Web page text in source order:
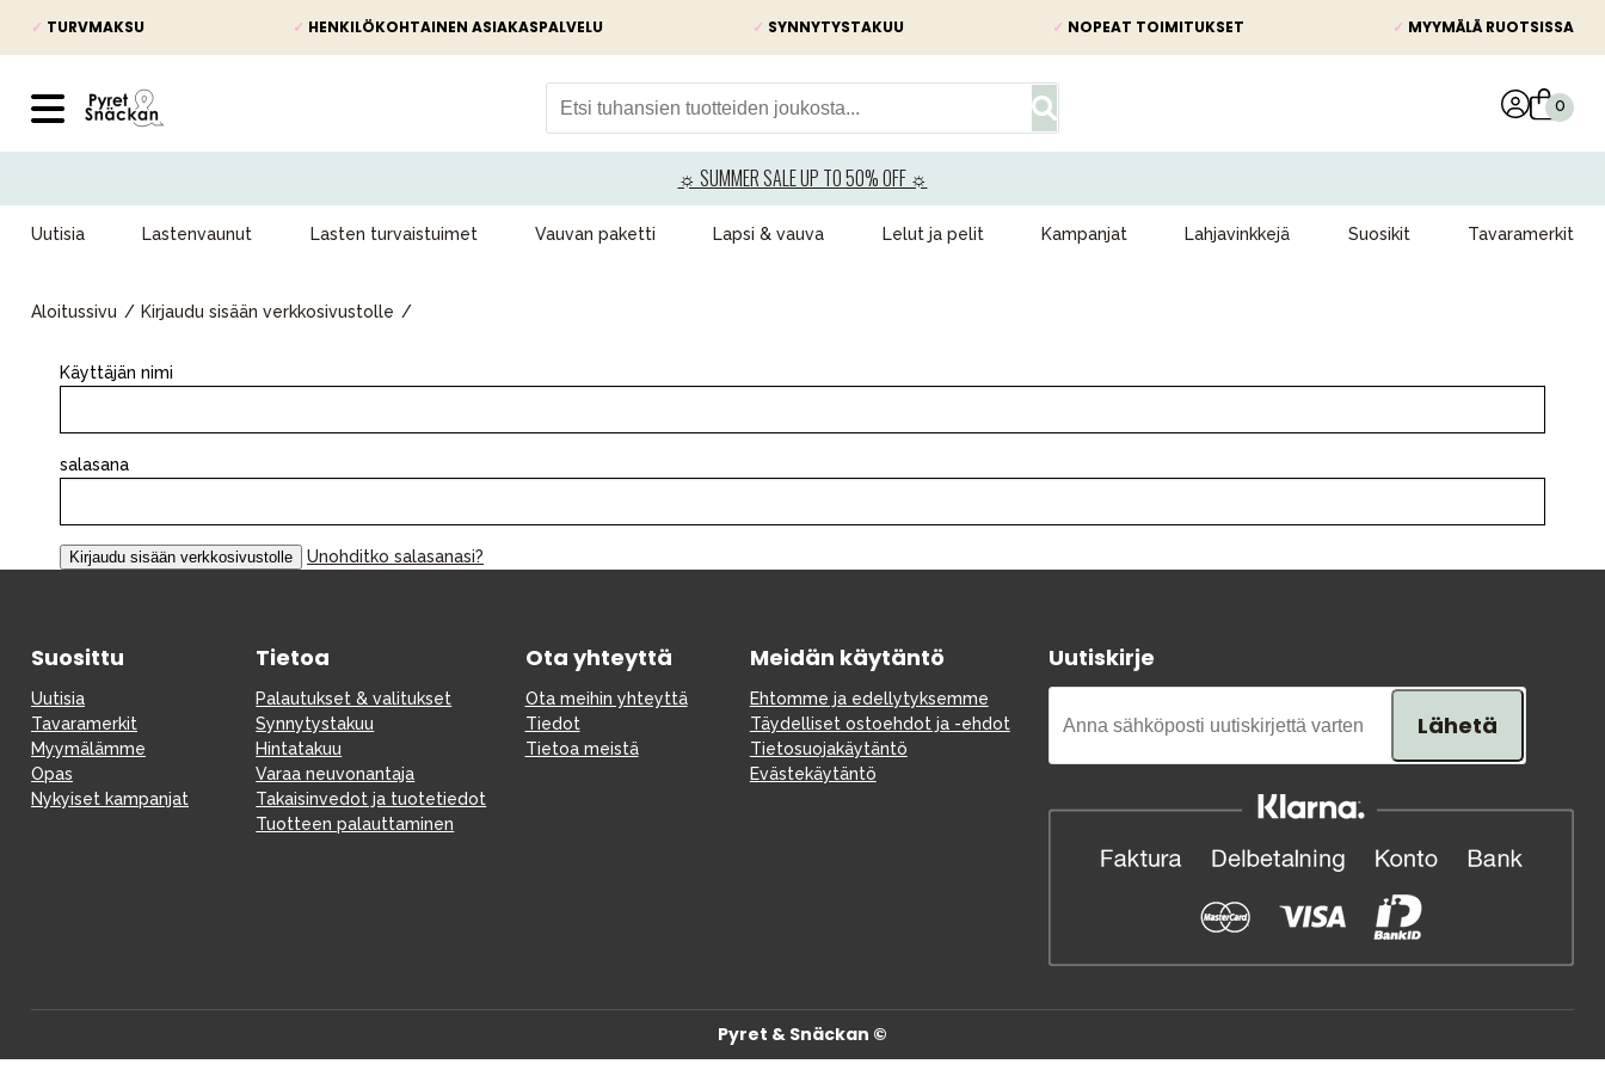
✓ TURVMAKSU ✓ HENKILÖKOHTAINEN ASIAKASPALVELU ✓ SYNNYTYSTAKUU ✓ NOPEAT TOIMITUKSET ✓ MYYMÄLÄ RUOTSISSA
☼ SUMMER SALE UP TO 50% OFF ☼
Uutisia Lastenvaunut Lasten turvaistuimet Vauvan paketti Lapsi & vauva Lelut ja pelit Kampanjat Lahjavinkkejä Suosikit Tavaramerkit
Aloitussivu Kirjaudu sisään verkkosivustolle
Käyttäjän nimi
salasana
Unohditko salasanasi?
Suosittu
Uutisia
Tavaramerkit
Myymälämme
Opas
Nykyiset kampanjat
Tietoa
Palautukset & valitukset
Synnytystakuu
Hintatakuu
Varaa neuvonantaja
Takaisinvedot ja tuotetiedot
Tuotteen palauttaminen
Ota yhteyttä
Ota meihin yhteyttä
Tiedot
Tietoa meistä
Meidän käytäntö
Ehtomme ja edellytyksemme
Täydelliset ostoehdot ja -ehdot
Tietosuojakäytäntö
Evästekäytäntö
Uutiskirje
Lähetä
Pyret & Snäckan ©
Uutisia
Lastenvaunut
Lasten turvaistuimet
Vauvan paketti
Lelut ja pelit
Äiti & Isä
Huonekalut & vuodevaatteet
Tarvikkeet
Varaosat
Kampanjat
Lahjavinkkejä
Suosikit
Tavaramerkit
Myymälämme